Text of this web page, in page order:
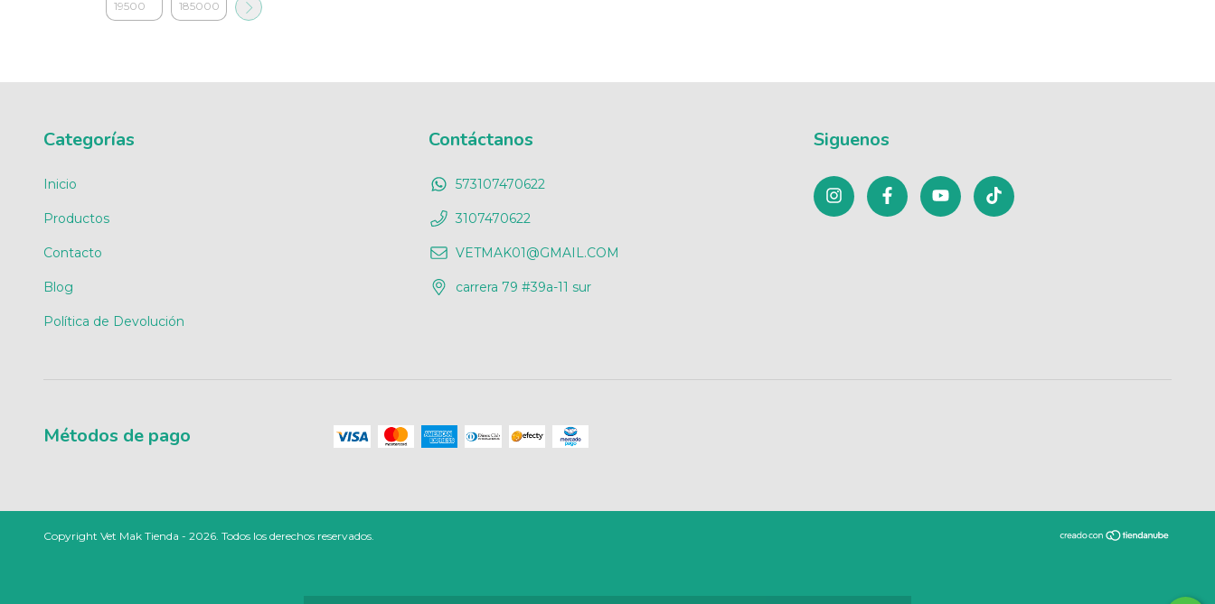
Categorías
Inicio
Productos
Contacto
Blog
Política de Devolución
Contáctanos
573107470622
3107470622
VETMAK01@GMAIL.COM
carrera 79 #39a-11 sur
Siguenos
Métodos de pago
Copyright Vet Mak Tienda - 2026. Todos los derechos reservados.